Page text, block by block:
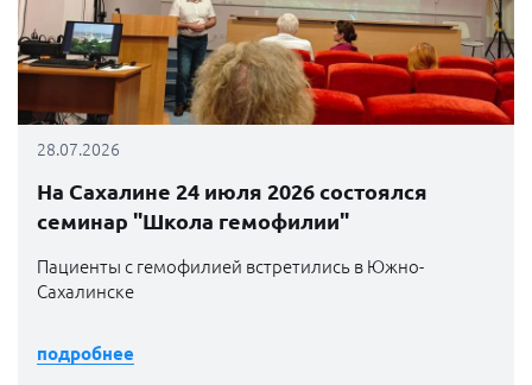
28.07.2026
На Сахалине 24 июля 2026 состоялся
семинар "Школа гемофилии"
Пациенты с гемофилией встретились в Южно-
Сахалинске
подробнее